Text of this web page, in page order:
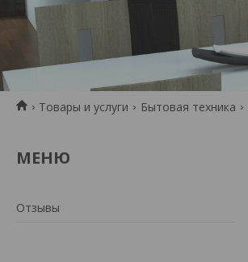
Товары и услуги Бытовая техника
Отзывы